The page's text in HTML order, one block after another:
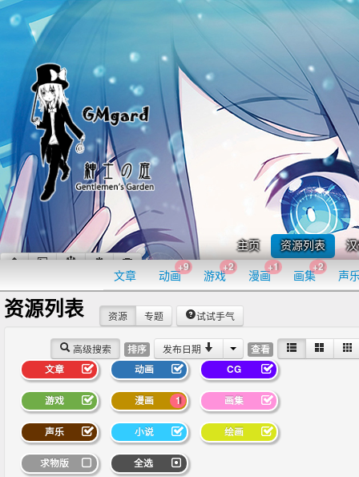
主页 资源列表
文章 动画
+9
游戏
+2
漫画
+1
画集
+2
声
资源列表
高级搜索 排序 发布日期 查看
资源 专题 试试手气
文章 动画 CG
游戏 1
漫画 画集
声乐 小说 绘画
求物版 全选